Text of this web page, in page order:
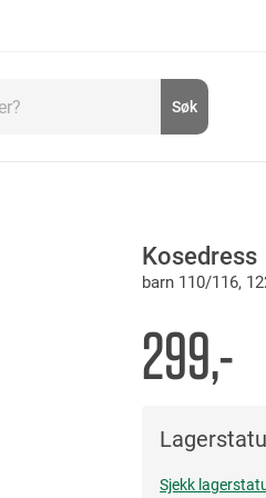
Søk
Kosedress
barn 110/116,
299,-
Sjekk